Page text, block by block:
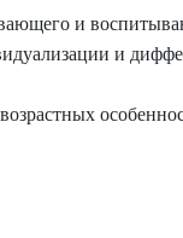
и
и